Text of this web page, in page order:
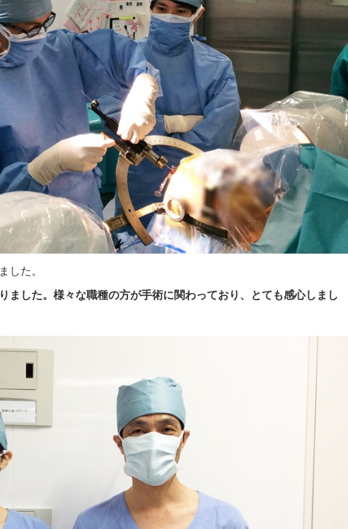
た。
ました。様々な職種の方が手術に関わっており、とても感心しまし